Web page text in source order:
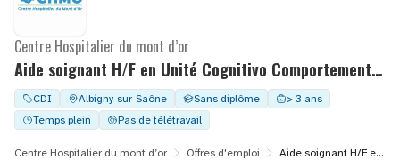
Aide soignant H/F en Unité Cognitivo Comportementale
Centre Hospitalier du mont d’or
CDI Albigny-sur-Saône Sans diplôme
> 3 ans
Temps plein
Pas de télétravail
Centre Hospitalier du mont d’or Offres d'emploi Aide soignant H/F en Unité Cognitivo Comportementale